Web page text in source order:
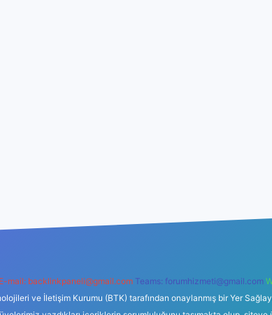
E-mail: backlinkpaneli@gmail.com Teams: forumhizmeti@gmail.com
ve İletişim Kurumu (BTK) tarafından onaylanmış bir Yer